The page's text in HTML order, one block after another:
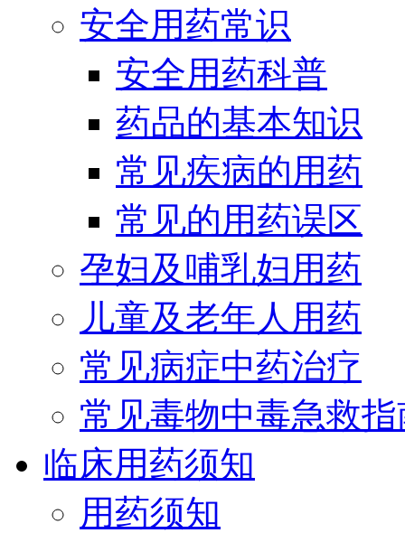
安全用药常识
安全用药科普
药品的基本知识
常见疾病的用药
常见的用药误区
孕妇及哺乳妇用药
儿童及老年人用药
常见病症中药治疗
常见毒物中毒急救指
临床用药须知
用药须知